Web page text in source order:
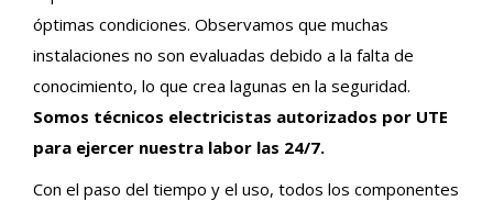
óptimas condiciones. Observamos que muchas
instalaciones no son evaluadas debido a la falta de
conocimiento, lo que crea lagunas en la seguridad.
Somos técnicos electricistas autorizados por UTE
para ejercer nuestra labor las 24/7.
Con el paso del tiempo y el uso, todos los componentes